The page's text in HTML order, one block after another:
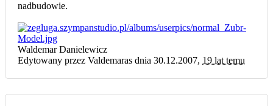
nadbudowie.
Waldemar Danielewicz
Edytowany przez Valdemaras dnia 30.12.2007, 19 lat temu